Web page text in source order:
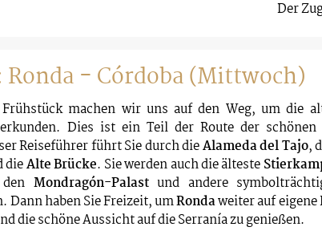
Der
Ronda - Córdoba (Mittwoch)
machen wir uns auf den Weg, um die
Dies ist ein Teil der Route der schönen
Reiseführer führt Sie durch dieAlameda del Tajo,
dieAlte Brücke. Sie werden auch die älteste
Mondragón-Palastund andere
Dann haben Sie Freizeit, umRondaweiter auf eigene
die schöne Aussicht auf die Serranía zu genießen.